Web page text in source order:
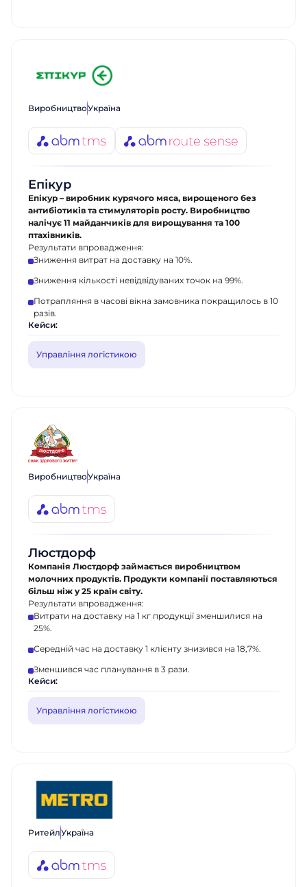
ВиробництвоУкраїна
Епікур
Епікур – виробник курячого мяса, вирощеного без
антибіотиків та стимуляторів росту. Виробництво
налічує 11 майданчиків для вирощування та 100
птахівників.
Результати впровадження:
Зниження витрат на доставку на 10%.
Зниження кількості невідвідуваних точок на 99%.
Потрапляння в часові вікна замовника покращилось в 10
разів.
Кейси:
Управління логістикою
ВиробництвоУкраїна
Люстдорф
Компанія Люстдорф займається виробництвом
молочних продуктів. Продукти компанії поставляються
більш ніж у 25 країн світу.
Результати впровадження:
Витрати на доставку на 1 кг продукції зменшилися на
25%.
Середній час на доставку 1 клієнту знизився на 18,7%.
Зменшився час планування в 3 рази.
Кейси:
Управління логістикою
РитейлУкраїна